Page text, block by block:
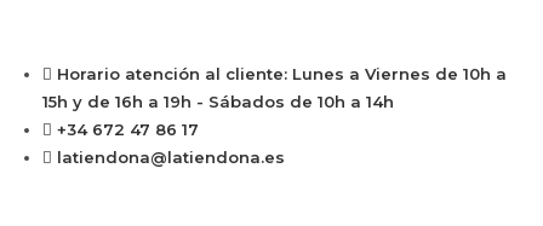
Horario atención al cliente: Lunes a Viernes de 10h a
15h y de 16h a 19h - Sábados de 10h a 14h
+34 672 47 86 17
latiendona@latiendona.es